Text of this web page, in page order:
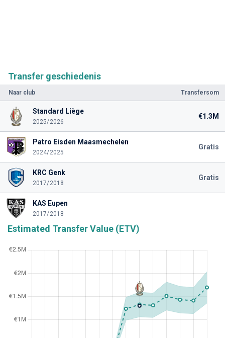
Transfer geschiedenis
Naar club Transfersom
Standard Liège
2025/2026
€1.3M
Patro Eisden Maasmechelen
2024/2025
Gratis
KRC Genk
2017/2018
Gratis
KAS Eupen
2017/2018
Estimated Transfer Value (ETV)